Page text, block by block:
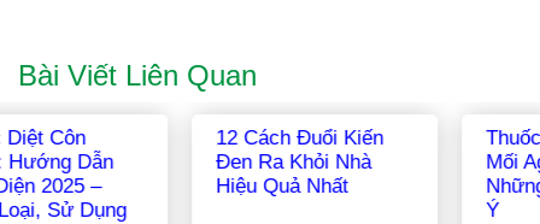
Bài Viết Liên Quan
Thuốc Phòng Diệt
Mối Agenda 25EC |
Những Điều Cần Lưu
Ý
Hướng Dẫn Cách
Diệt Mối Tận Gốc Tại
Nhà Hiệu Quả Nhất